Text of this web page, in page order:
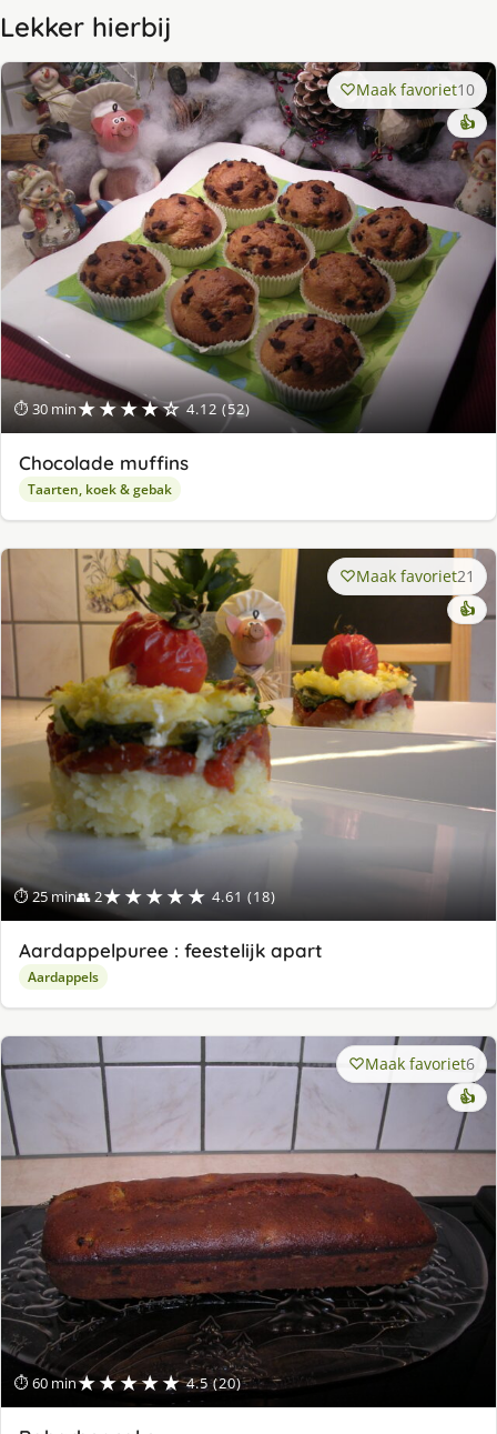
Lekker hierbij
⏱ 30 min★★★★☆ 4.12 (52)
Maak favoriet10
👍
Chocolade muffins
Taarten, koek & gebak
⏱ 25 min👥 2★★★★★ 4.61 (18)
Maak favoriet21
👍
Aardappelpuree : feestelijk apart
Aardappels
⏱ 60 min★★★★★ 4.5 (20)
Maak favoriet6
👍